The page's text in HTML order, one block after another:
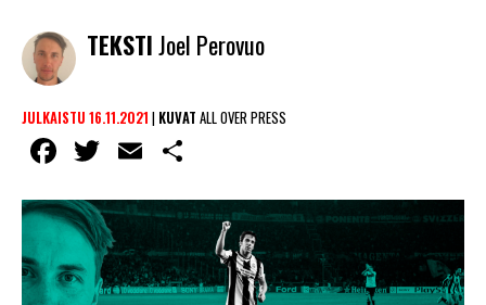
TEKSTIJoel Perovuo
JULKAISTU 16.11.2021 | KUVAT ALL OVER PRESS
Facebook
Twitter
Email